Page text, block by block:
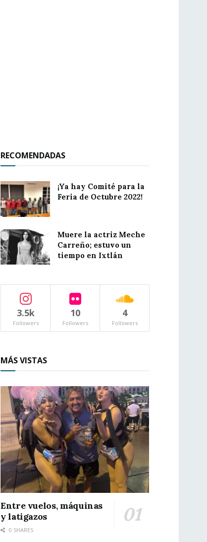
RECOMENDADAS
¡Ya hay Comité para la
Feria de Octubre 2022!
Muere la actriz Meche
Carreño; estuvo un
tiempo en Ixtlán
3.5k
Followers
10
Followers
4
Followers
MÁS VISTAS
Entre vuelos, máquinas
y latigazos
0 SHARES